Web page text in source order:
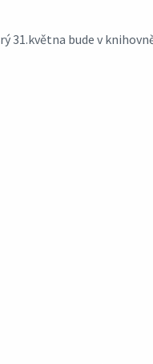
31.května bude v